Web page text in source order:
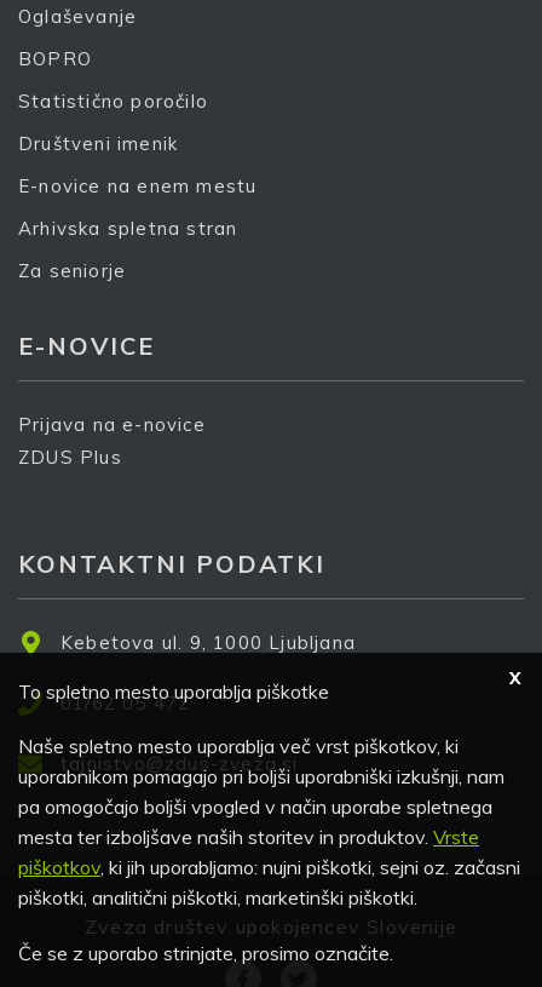
Oglaševanje
BOPRO
Statistično poročilo
Društveni imenik
E-novice na enem mestu
Arhivska spletna stran
Za seniorje
E-NOVICE
Prijava na e-novice
ZDUS Plus
KONTAKTNI PODATKI
Kebetova ul. 9, 1000 Ljubljana
01/62 05 472
tajnistvo@zdus-zveza.si
Zveza društev upokojencev Slovenije
X
To spletno mesto uporablja piškotke
Naše spletno mesto uporablja več vrst piškotkov, ki
uporabnikom pomagajo pri boljši uporabniški izkušnji, nam
pa omogočajo boljši vpogled v način uporabe spletnega
mesta ter izboljšave naših storitev in produktov. Vrste
piškotkov, ki jih uporabljamo: nujni piškotki, sejni oz. začasni
piškotki, analitični piškotki, marketinški piškotki.
Če se z uporabo strinjate, prosimo označite.
Prijava